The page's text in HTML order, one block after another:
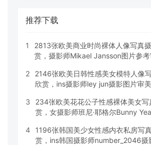
推荐下载
1
2813张欧美商业时尚裸体人像写真
赏，摄影师Mikael Jansson图片参
2
2146张欧美日韩性感美女模特人像
欣赏，ins摄影师ley jun摄影图片审
3
234张欧美花花公子性感裸体美女写
赏，女摄影师班尼·耶格尔Bunny
4
1196张韩国美少女性感内衣私房写
赏，ins韩国摄影师number_2046摄